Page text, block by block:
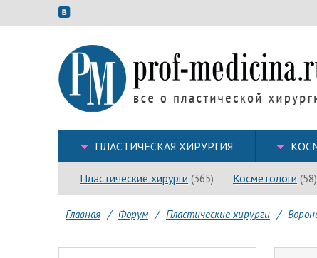
ПЛАСТИЧЕСКАЯ ХИРУРГИЯ
Пластические хирурги (365) Косметологи (58)
Главная / Форум / Пластические хирурги /